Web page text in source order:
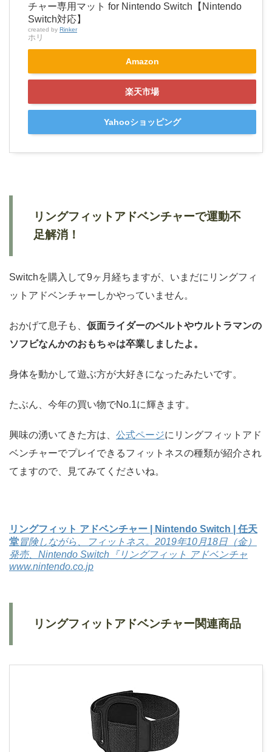
チャー専用マット for Nintendo Switch【Nintendo
Switch対応】
created by Rinker
ホリ
Amazon
楽天市場
Yahooショッピング
リングフィットアドベンチャーで運動不
足解消！
Switchを購入して9ヶ月経ちますが、いまだにリングフィ
ットアドベンチャーしかやっていません。
おかげて息子も、 仮面ライダーのベルトやウルトラマンの
ソフビなんかのおもちゃは卒業しましたよ。
身体を動かして遊ぶ方が大好きになったみたいです。
たぶん、今年の買い物でNo.1に輝きます。
興味の湧いてきた方は、 公式ページにリングフィットアド
ベンチャーでプレイできるフィットネスの種類が紹介され
てますので、見てみてくださいね。
リングフィット アドベンチャー | Nintendo Switch | 任天
堂冒険しながら、フィットネス。2019年10月18日（金）
発売、Nintendo Switch『リングフィット アドベンチャ
www.nintendo.co.jp
リングフィットアドベンチャー関連商品